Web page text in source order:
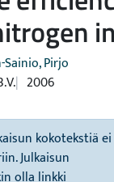
Pirjo
2006
kokotekstiä ei
Julkaisun
olla linkki